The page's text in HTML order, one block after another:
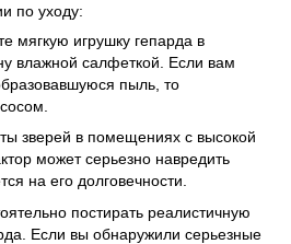
по уходу:
мягкую игрушку гепарда в
влажной салфеткой. Если вам
пыль, то
зверей в помещениях с высокой
может серьезно навредить
на его долговечности.
постирать реалистичную
Если вы обнаружили серьезные